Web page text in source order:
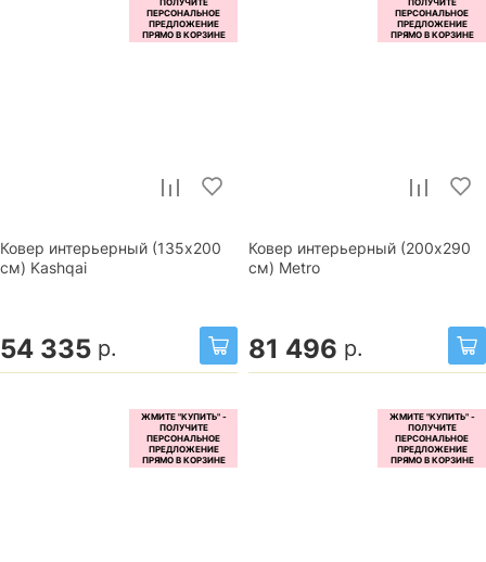
Ковер интерьерный (135x200
см) Kashqai
54 335 р.
Ковер интерьерный (200x290
см) Metro
81 496 р.